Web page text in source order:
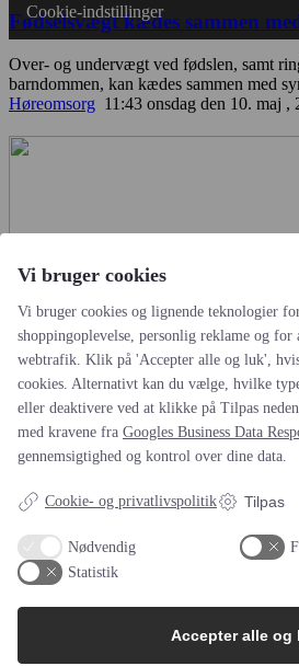
Fødselsvægt kædes sammen
Over- og undervægt ved fødslen, samt
barndommen, kan kædes sammen med
Høreomsorg 11:43 onsdag den 10. maj ,
Akupunktur mod
Kinesiske forskere har for nyligt foretaget
af de mest troværdige udgivelser
Cookie-indstillinger
Vi bruger cookies
Vi bruger cookies og lignende teknologier
shoppingoplevelse, personlig reklame og for
webtrafik. Klik på 'Accepter alle og luk',
cookies. Alternativt kan du vælge, hvilke
eller deaktivere ved at klikke på Tilpas
med kravene fra Googles Business Data
gennemsigtighed og kontrol over dine data.
Cookie- og privatlivspolitik Tilpas
Nødvendig
Statistik
Accepter alle og